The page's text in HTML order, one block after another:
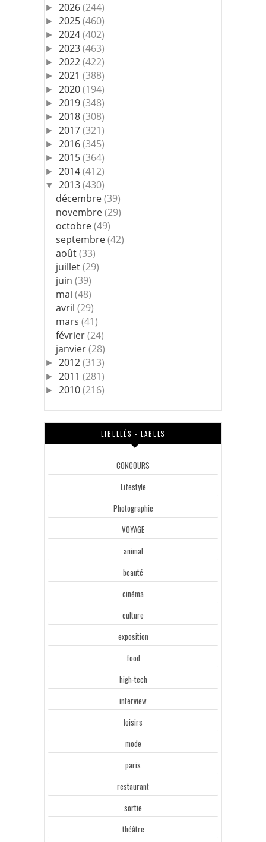
► 2026(244)
► 2025(460)
► 2024(402)
► 2023(463)
► 2022(422)
► 2021 (388)
► 2020(194)
► 2019(348)
► 2018(308)
► 2017(321)
► 2016(345)
► 2015(364)
► 2014(412)
▼ 2013(430)
décembre(39)
novembre(29)
octobre(49)
septembre(42)
août(33)
juillet(29)
juin(39)
mai(48)
avril(29)
mars(41)
février(24)
janvier(28)
► 2012(313)
► 2011 (281)
► 2010(216)
LIBELLÉS - LABELS
CONCOURS
Lifestyle
Photographie
VOYAGE
animal
beauté
cinéma
culture
exposition
food
high-tech
interview
loisirs
mode
paris
restaurant
sortie
théâtre